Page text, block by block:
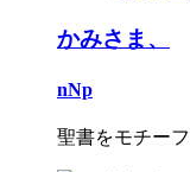
かみさま、
nNp
聖書をモチー